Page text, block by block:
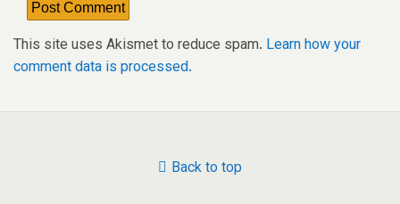
This site uses Akismet to reduce spam. Learn how your
comment data is processed.
Back to top